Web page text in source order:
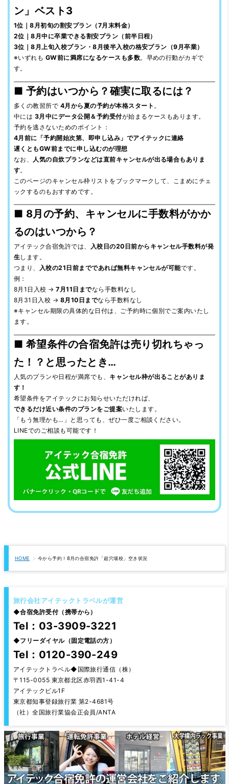
ン」ベスト3
1位｜8月初旬の割安プラン（7月末料金）
2位｜8月中に卒業できる割安プラン（前半日程）
3位｜8月上旬入校プラン・8月後半入校の格安プラン（9月卒業）
※いずれも GW前に満席になるケースも多数。早めの行動がカギで
す。
■ 予約はいつから？確実に取るには？
多くの教習所で 4月から夏の予約が本格スタート 。
中には 3月中にデータ公開＆予約受付が始まるケースもあります。
予約を逃さないためのポイント：
4月前に「予約開始次第、即申し込み」でアイテックに連絡
遅くともGW前までに申し込むのが理想
なお、
人気の自炊プランなどは直前キャンセルが出る場合もありま
す。
このページのキャンセル枠リストをブックマークして、こまめにチェ
ックするのもおすすめです。
■ 8月の予約、キャンセルに手数料がかか
るのはいつから？
アイテック合宿免許では、 入校日の20日前からキャンセル手数料が発
生します。
つまり、 入校の21日前までであれば無料キャンセルが可能です。
例：
8月1日入校 →7月11日までなら手数料なし
8月31日入校 → 8月10日までなら手数料なし
※キャンセル期限の具体的な日付は、ご予約時に個別でご案内いたし
ます。
■ 希望条件の合宿免許は売り切れちゃっ
た！？と思ったとき…
人気のプランや日程が満席でも、 キャンセル枠が出ることがありま
す！
希望条件をアイテックにお知らせいただければ、
できるだけ近い条件のプランをご提案いたします。
「もう無理かも…」と思っても、ぜひ一度ご相談ください。
LINEでのご相談も可能です！
HOME 今から予約！8月の合宿免許「超穴場校」空き状況
旅行会社アイテックトラベルが運営
◆合宿免許受付（携帯から）
Tel：03-3909-3221
◆フリーダイヤル（固定電話の方）
Tel：0120-390-249
アイテックトラベル◆国際旅行通信（株）
〒115-0055 東京都北区赤羽西1-41-4
アイテックビル1F
東京都知事登録旅行業 第2-4681号
（社）全国旅行業協会正会員/ANTA